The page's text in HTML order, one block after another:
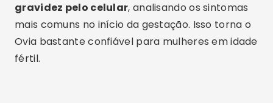
Ele é um excelenteaplicativo de saúde
feminina, que oferece gráficos de temperatura
basal, registro de sintomas e análise da
ovulação. Com isso, também serve como um